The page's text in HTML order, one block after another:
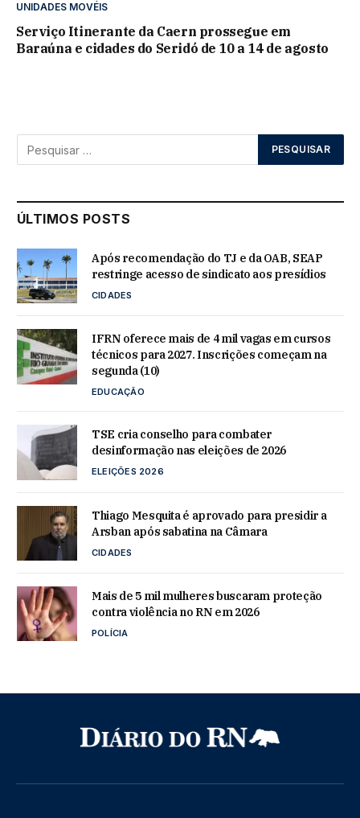
UNIDADES MOVÉIS
Serviço Itinerante da Caern prossegue em
Baraúna e cidades do Seridó de 10 a 14 de agosto
ÚLTIMOS POSTS
Após recomendação do TJ e da OAB, SEAP
restringe acesso de sindicato aos presídios
CIDADES
IFRN oferece mais de 4 mil vagas em cursos
técnicos para 2027. Inscrições começam na
segunda (10)
EDUCAÇÃO
TSE cria conselho para combater
desinformação nas eleições de 2026
ELEIÇÕES 2026
Thiago Mesquita é aprovado para presidir a
Arsban após sabatina na Câmara
CIDADES
Mais de 5 mil mulheres buscaram proteção
contra violência no RN em 2026
POLÍCIA